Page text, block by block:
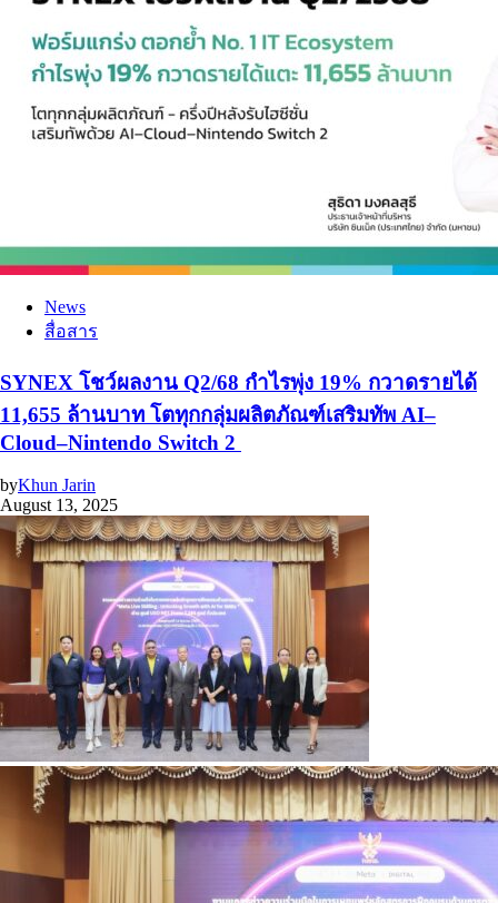
News
สื่อสาร
SYNEX โชว์ผลงาน Q2/68 กำไรพุ่ง 19% กวาดรายได้
11,655 ล้านบาท โตทุกกลุ่มผลิตภัณฑ์เสริมทัพ AI–
Cloud–Nintendo Switch 2
byKhun Jarin
August 13, 2025